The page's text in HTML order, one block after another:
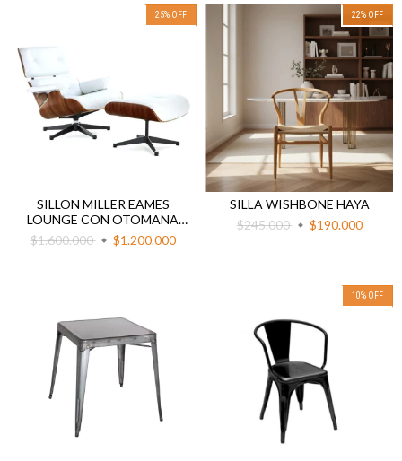
25% OFF
SILLON MILLER EAMES
LOUNGE CON OTOMANA
ECOCUERO BLANCO
$1.600.000 $1.200.000
22% OFF
SILLA WISHBONE HAYA
$245.000
$190.000
10% OFF